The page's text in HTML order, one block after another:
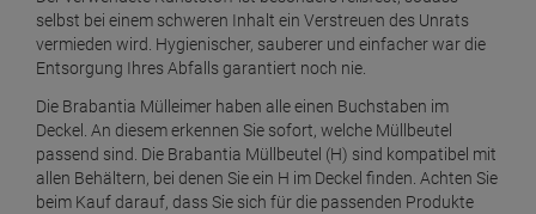
selbst bei einem schweren Inhalt ein Verstreuen des Unrats
vermieden wird. Hygienischer, sauberer und einfacher war die
Entsorgung Ihres Abfalls garantiert noch nie.
Die Brabantia Mülleimer haben alle einen Buchstaben im
Deckel. An diesem erkennen Sie sofort, welche Müllbeutel
passend sind. Die Brabantia Müllbeutel (H) sind kompatibel mit
allen Behältern, bei denen Sie ein H im Deckel finden. Achten Sie
beim Kauf darauf, dass Sie sich für die passenden Produkte